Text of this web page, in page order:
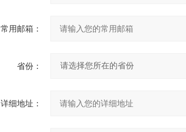
常用邮箱：
省份：
详细地址：